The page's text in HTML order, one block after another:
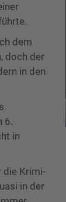
dem
doch der
in den
6.
in
die Krimi-
in der